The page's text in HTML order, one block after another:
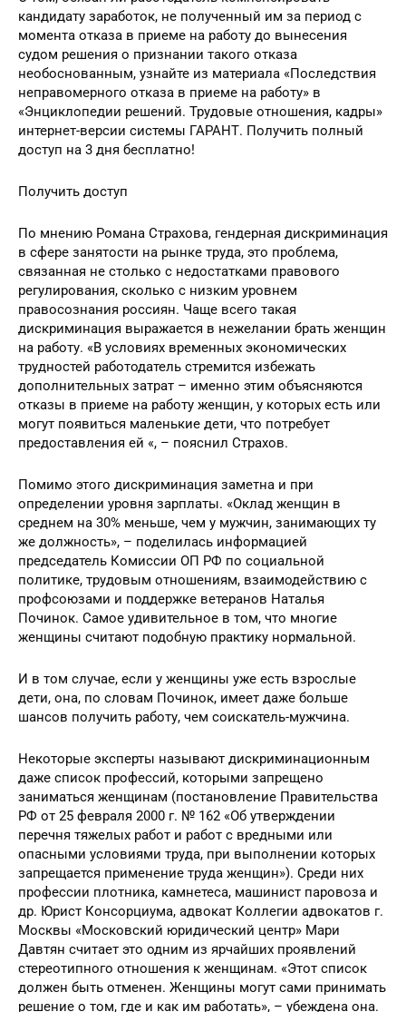
О том, обязан ли работодатель компенсировать
кандидату заработок, не полученный им за период с
момента отказа в приеме на работу до вынесения
судом решения о признании такого отказа
необоснованным, узнайте из материала «Последствия
неправомерного отказа в приеме на работу» в
«Энциклопедии решений. Трудовые отношения, кадры»
доступ на 3 дня бесплатно!
Получить доступ
По мнению Романа Страхова, гендерная дискриминация
в сфере занятости на рынке труда, это проблема,
связанная не столько с недостатками правового
регулирования, сколько с низким уровнем
правосознания россиян. Чаще всего такая
дискриминация выражается в нежелании брать женщин
на работу. «В условиях временных экономических
трудностей работодатель стремится избежать
дополнительных затрат – именно этим объясняются
отказы в приеме на работу женщин, у которых есть или
предоставления ей «, – пояснил Страхов.
Помимо этого дискриминация заметна и при
определении уровня зарплаты. «Оклад женщин в
среднем на 30% меньше, чем у мужчин, занимающих ту
же должность», – поделилась информацией
председатель Комиссии ОП РФ по социальной
политике, трудовым отношениям, взаимодействию с
профсоюзами и поддержке ветеранов Наталья
женщины считают подобную практику нормальной.
И в том случае, если у женщины уже есть взрослые
шансов получить работу, чем соискатель-мужчина.
Некоторые эксперты называют дискриминационным
даже список профессий, которыми запрещено
заниматься женщинам (постановление Правительства
РФ от 25 февраля 2000 г. № 162 «Об утверждении
перечня тяжелых работ и работ с вредными или
опасными условиями труда, при выполнении которых
запрещается применение труда женщин»). Среди них
профессии плотника, камнетеса, машинист паровоза и
др. Юрист Консорциума, адвокат Коллегии адвокатов г.
Москвы «Московский юридический центр» Мари
Давтян считает это одним из ярчайших проявлений
стереотипного отношения к женщинам. «Этот список